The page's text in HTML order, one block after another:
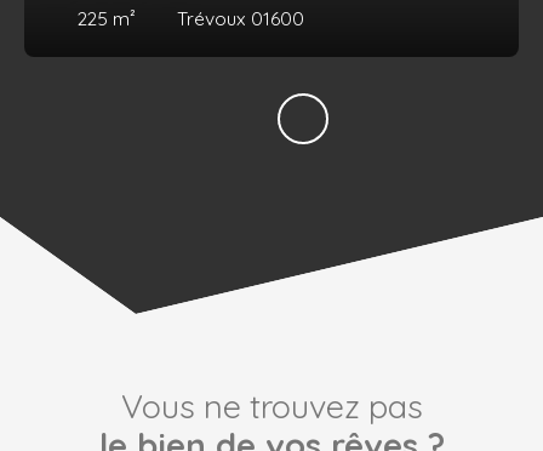
225 m² Trévoux 01600
Vous ne trouvez pas